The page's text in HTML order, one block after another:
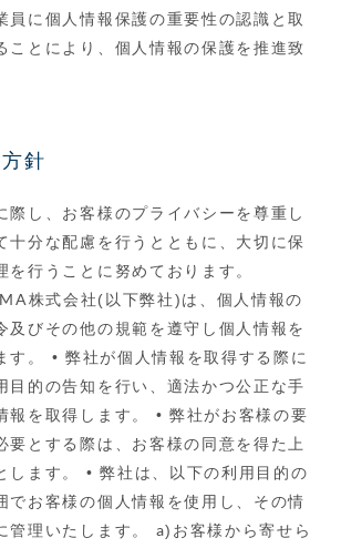
員に個人情報保護の重要性の認識と取
ことにより、個人情報の保護を推進致
針
際し、お客様のプライバシーを尊重し
十分な配慮を行うとともに、大切に保
を行うことに努めております。
株式会社(以下弊社)は、個人情報の
及びその他の規範を遵守し個人情報を
す。
• 弊社が個人情報を取得する際に
目的の告知を行い、適法かつ公正な手
報を取得します。
• 弊社がお客様の要
要とする際は、お客様の同意を得た上
します。
• 弊社は、以下の利用目的の
でお客様の個人情報を使用し、その情
管理いたします。
a)お客様から寄せら